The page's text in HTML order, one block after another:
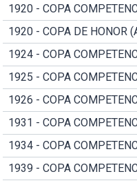
1920 - COPA
1920 - COPA DE HONOR
1924 - COPA
1925 - COPA
1926 - COPA
1931 - COPA
1934 - COPA
1939 - COPA